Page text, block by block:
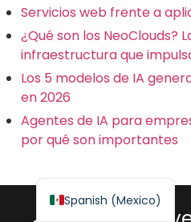
Servicios web frente a
¿Qué son los NeoClouds?
infraestructura que
Los 5 modelos de IA
en 2026
Agentes de IA para
por qué son importantes
Spanish (Mexico)
Italian
French
German
Dutch
Swedish